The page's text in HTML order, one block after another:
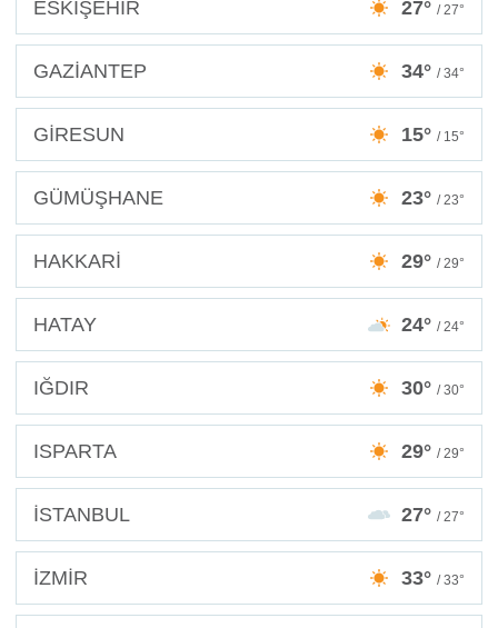
ESKİŞEHİR 27° / 27°
GAZİANTEP 34° / 34°
GİRESUN 15° / 15°
GÜMÜŞHANE 23° / 23°
HAKKARİ 29° / 29°
HATAY 24° / 24°
IĞDIR 30° / 30°
ISPARTA 29° / 29°
İSTANBUL 27° / 27°
İZMİR 33° / 33°